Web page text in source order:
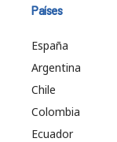
Países
España
Argentina
Chile
Colombia
Ecuador